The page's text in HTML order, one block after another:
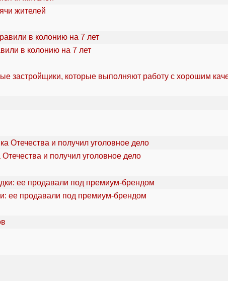
жителей
в колонию на 7 лет
застройщики, которые выполняют работу с хорошим
и получил уголовное дело
ее продавали под премиум-брендом